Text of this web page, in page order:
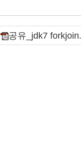
공유_jdk7